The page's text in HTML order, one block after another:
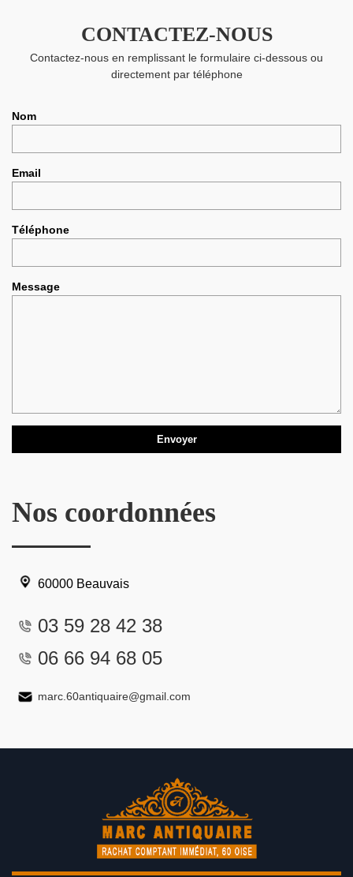
CONTACTEZ-NOUS
Contactez-nous en remplissant le formulaire ci-dessous ou
directement par téléphone
Nom
Email
Téléphone
Message
Nos coordonnées
60000 Beauvais
03 59 28 42 38
06 66 94 68 05
marc.60antiquaire@gmail.com